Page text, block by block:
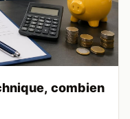
combien